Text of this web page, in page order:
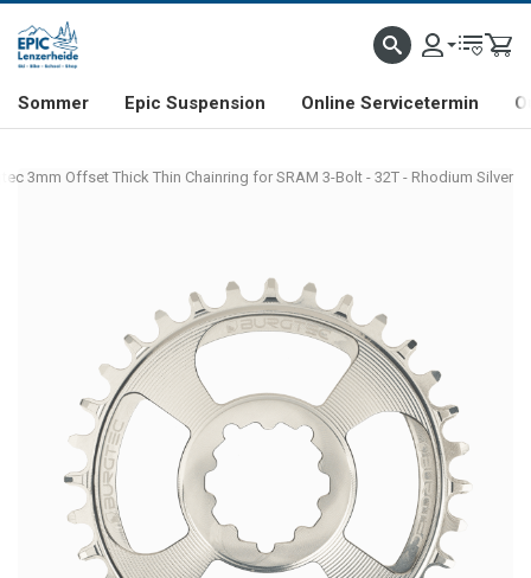
& FREERIDE-SPEZIALIST SCHWEIZER FIRMA SHOP & SHOWROOM IN
Sommer Epic Suspension Online Servicetermin
3mm Offset Thick Thin Chainring for SRAM 3-Bolt - 32T - Rhodium Silver